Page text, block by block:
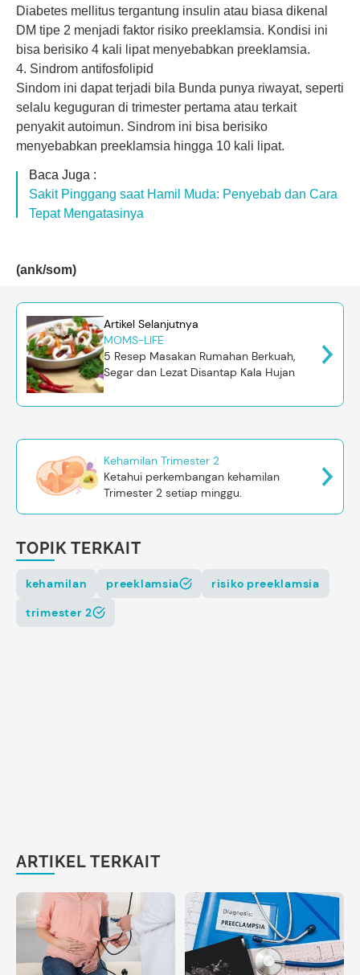
Diabetes mellitus tergantung insulin atau biasa dikenal
DM tipe 2 menjadi faktor risiko preeklamsia. Kondisi ini
bisa berisiko 4 kali lipat menyebabkan preeklamsia.
4. Sindrom antifosfolipid
Sindom ini dapat terjadi bila Bunda punya riwayat, seperti
selalu keguguran di trimester pertama atau terkait
penyakit autoimun. Sindrom ini bisa berisiko
menyebabkan preeklamsia hingga 10 kali lipat.
Baca Juga :
Sakit Pinggang saat Hamil Muda: Penyebab dan Cara
Tepat Mengatasinya
(ank/som)
Artikel Selanjutnya
MOMS-LIFE
5 Resep Masakan Rumahan Berkuah,
Segar dan Lezat Disantap Kala Hujan
Kehamilan Trimester 2
Ketahui perkembangan kehamilan
Trimester 2 setiap minggu.
TOPIK TERKAIT
kehamilan preeklamsia
risiko preeklamsia
trimester 2
ARTIKEL TERKAIT